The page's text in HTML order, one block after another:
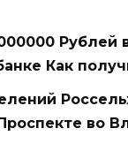
Рублей
Как
во